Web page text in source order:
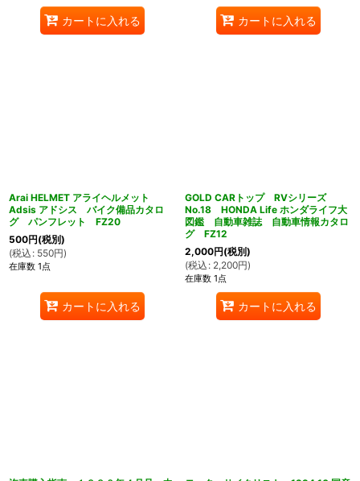
カートに入れる カートに入れる
Arai HELMET アライヘルメット
Adsis アドシス バイク備品カタロ
グ パンフレット FZ20
500円(税別)
(税込 : 550円)
在庫数 1点
カートに入れる
GOLD CARトップ RVシリーズ
No.18 HONDA Life ホンダライフ大
図鑑 自動車雑誌 自動車情報カタロ
グ FZ12
2,000円(税別)
(税込 : 2,200円)
在庫数 1点
カートに入れる